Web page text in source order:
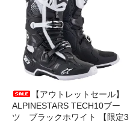
【アウトレットセール】
ALPINESTARS TECH10ブー
ツ ブラックホワイト 【限定3